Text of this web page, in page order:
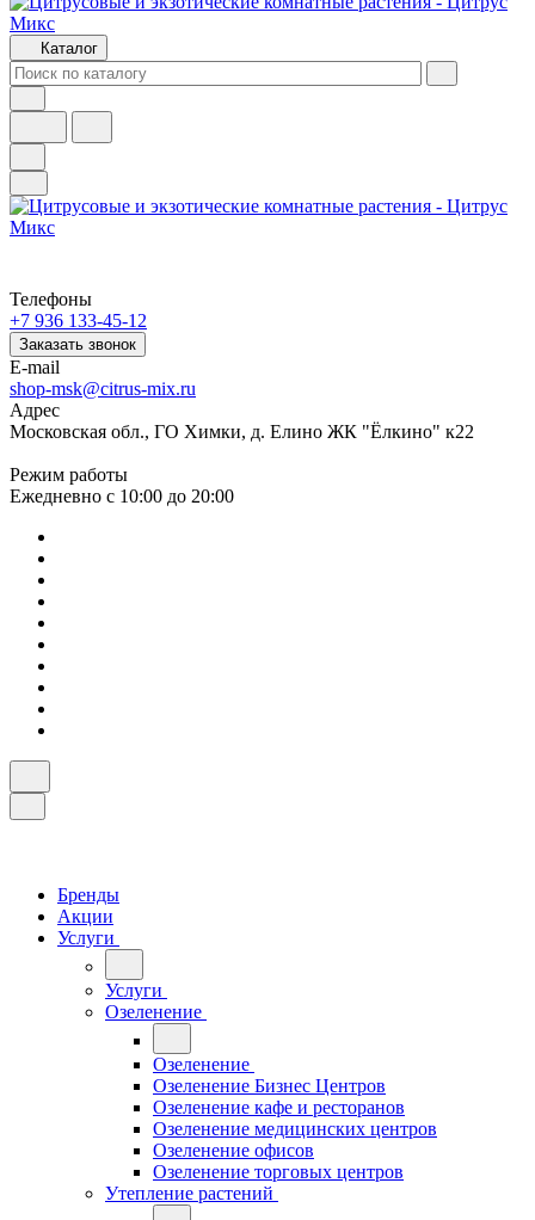
Каталог
Телефоны
+7 936 133-45-12
Заказать звонок
E-mail
shop-msk@citrus-mix.ru
Адрес
Московская обл., ГО Химки, д. Елино ЖК "Ёлкино" к22
Режим работы
Ежедневно с 10:00 до 20:00
Бренды
Акции
Услуги
Услуги
Озеленение
Озеленение
Озеленение Бизнес Центров
Озеленение кафе и ресторанов
Озеленение медицинских центров
Озеленение офисов
Озеленение торговых центров
Утепление растений